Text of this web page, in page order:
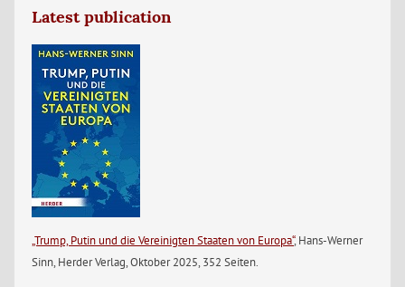
Latest publication
„Trump, Putin und die Vereinigten Staaten von Europa“, Hans-Werner
Sinn, Herder Verlag, Oktober 2025, 352 Seiten.